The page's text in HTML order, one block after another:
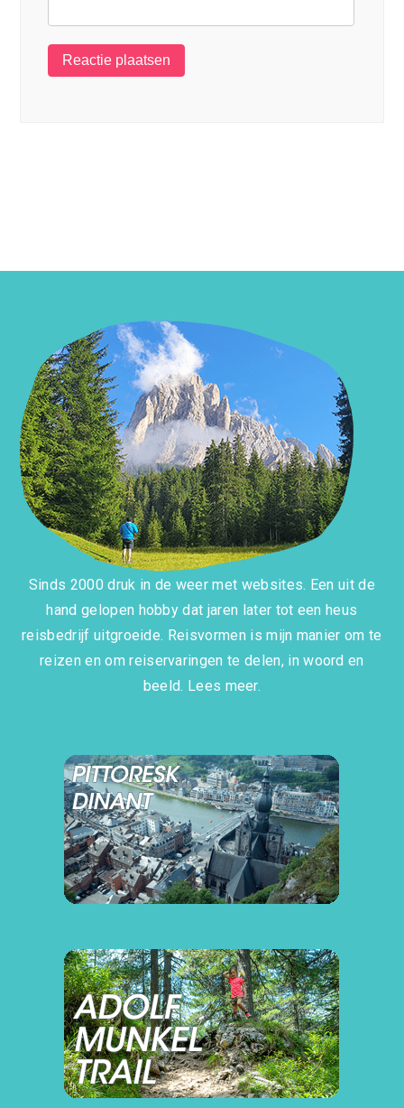
Sinds 2000 druk in de weer met websites. Een uit de
hand gelopen hobby dat jaren later tot een heus
reisbedrijf uitgroeide. Reisvormen is mijn manier om te
reizen en om reiservaringen te delen, in woord en
beeld. Lees meer.